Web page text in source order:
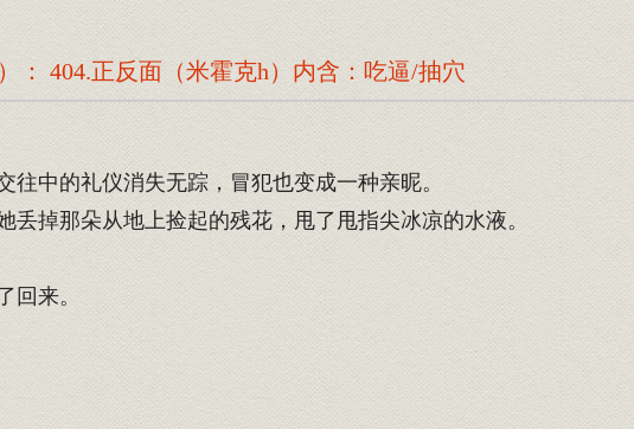
： 404.正反面（米霍克h）内含：吃逼/抽穴
中的礼仪消失无踪，冒犯也变成一种亲昵。
掉那朵从地上捡起的残花，甩了甩指尖冰凉的水液。
来。